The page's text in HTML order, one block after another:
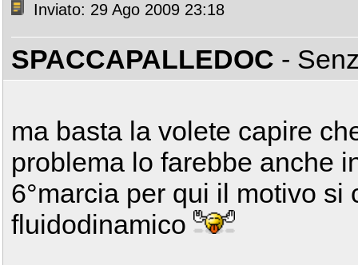
Inviato: 29 Ago 2009 23:18
SPACCAPALLEDOC -
ma basta la volete capire
problema lo farebbe anche
6°marcia per qui il motivo si
fluidodinamico